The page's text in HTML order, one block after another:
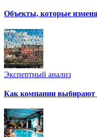
Объекты, которые
Экспертный анализ
Как компании